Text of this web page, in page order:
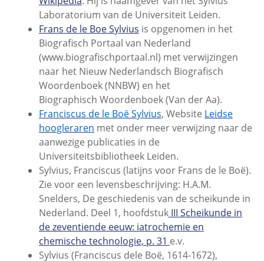
Laboratorium van de Universiteit Leiden.
Frans de le Boe Sylvius is opgenomen in het
Biografisch Portaal van Nederland
(www.biografischportaal.nl) met verwijzingen
naar het Nieuw Nederlandsch Biografisch
Woordenboek (NNBW) en het
Biographisch Woordenboek (Van der Aa).
Franciscus de le Boë Sylvius, Website Leidse
hoogleraren met onder meer verwijzing naar de
aanwezige publicaties in de
Universiteitsbibliotheek Leiden.
Sylvius, Franciscus (latijns voor Frans de le Boë).
Zie voor een levensbeschrijving: H.A.M.
Snelders, De geschiedenis van de scheikunde in
Nederland. Deel 1, hoofdstukIII Scheikunde in
de zeventiende eeuw: iatrochemie en
chemische technologie, p. 31 e.v.
Sylvius (Franciscus dele Boë, 1614-1672),